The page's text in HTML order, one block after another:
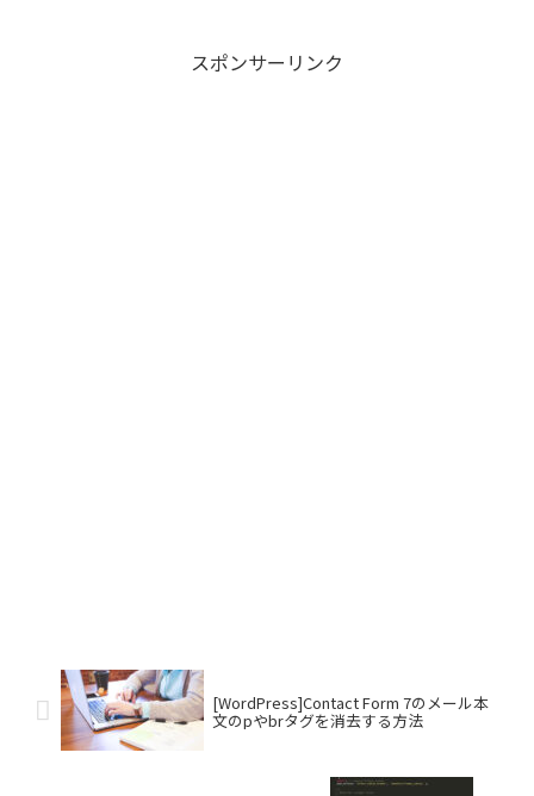
スポンサーリンク
[WordPress]Contact Form 7のメール本
文のpやbrタグを消去する方法